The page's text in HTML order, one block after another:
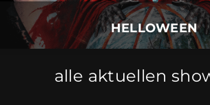
HELLOWEEN
Mehr Details
alle aktuellen